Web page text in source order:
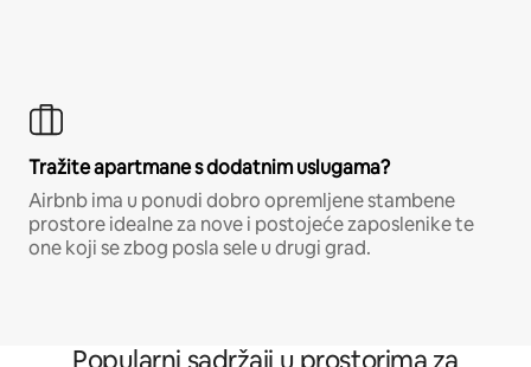
Tražite apartmane s dodatnim uslugama?
Airbnb ima u ponudi dobro opremljene stambene
prostore idealne za nove i postojeće zaposlenike te
one koji se zbog posla sele u drugi grad.